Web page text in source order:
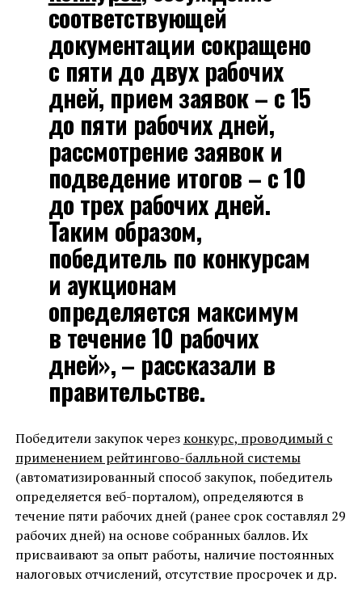
соответствующей
документации сокращено
с пяти до двух рабочих
дней, прием заявок – с 15
до пяти рабочих дней,
рассмотрение заявок и
подведение итогов – с 10
до трех рабочих дней.
Таким образом,
победитель по конкурсам
и аукционам
определяется максимум
в течение 10 рабочих
дней», – рассказали в
правительстве.
Победители закупок через конкурс, проводимый с
применением рейтингово-балльной системы
(автоматизированный способ закупок, победитель
определяется веб-порталом), определяются в
течение пяти рабочих дней (ранее срок составлял 29
рабочих дней) на основе собранных баллов. Их
присваивают за опыт работы, наличие постоянных
налоговых отчислений, отсутствие просрочек и др.